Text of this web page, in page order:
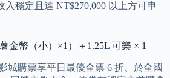
穩定且達 NT$270,000 以上方可申
金幣（小）×1）＋1.25L 可樂 × 1
城購票享平日最優全票 6 折、於全國